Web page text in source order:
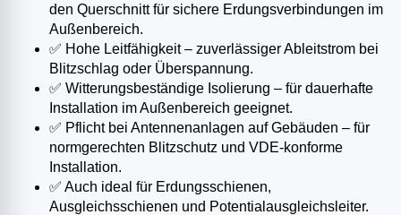
den Querschnitt für sichere Erdungsverbindungen im
Außenbereich.
✅ Hohe Leitfähigkeit – zuverlässiger Ableitstrom bei
Blitzschlag oder Überspannung.
✅ Witterungsbeständige Isolierung – für dauerhafte
Installation im Außenbereich geeignet.
✅ Pflicht bei Antennenanlagen auf Gebäuden – für
normgerechten Blitzschutz und VDE-konforme
Installation.
✅ Auch ideal für Erdungsschienen,
Ausgleichsschienen und Potentialausgleichsleiter.